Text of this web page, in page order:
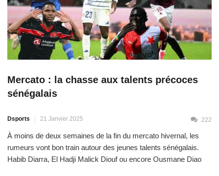
Mercato : la chasse aux talents précoces
sénégalais
Dsports 21 Janvier 2025 222
À moins de deux semaines de la fin du mercato hivernal, les
rumeurs vont bon train autour des jeunes talents sénégalais.
Habib Diarra, El Hadji Malick Diouf ou encore Ousmane Diao